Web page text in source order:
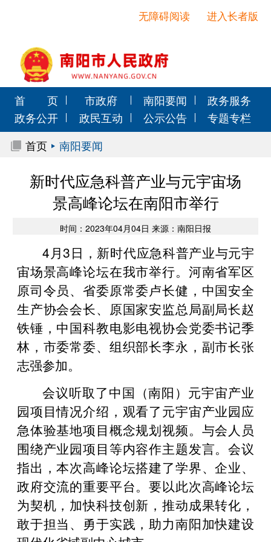
进入长者版
无障碍阅读
首 页 市政府 南阳要闻
政务服务
政务公开
政民互动 公示公告
专题专栏
首页
南阳要闻
新时代应急科普产业与元宇宙场
景高峰论坛在南阳市举行
时间：2023年04月04日 来源：南阳日报
4月3日，新时代应急科普产业与元宇
宙场景高峰论坛在我市举行。河南省军区
原司令员、省委原常委卢长健，中国安全
生产协会会长、原国家安监总局副局长赵
铁锤，中国科教电影电视协会党委书记季
林，市委常委、组织部长李永，副市长张
志强参加。
会议听取了中国（南阳）元宇宙产业
园项目情况介绍，观看了元宇宙产业园应
急体验基地项目概念规划视频。与会人员
围绕产业园项目等内容作主题发言。会议
指出，本次高峰论坛搭建了学界、企业、
政府交流的重要平台。要以此次高峰论坛
为契机，加快科技创新，推动成果转化，
敢于担当、勇于实践，助力南阳加快建设